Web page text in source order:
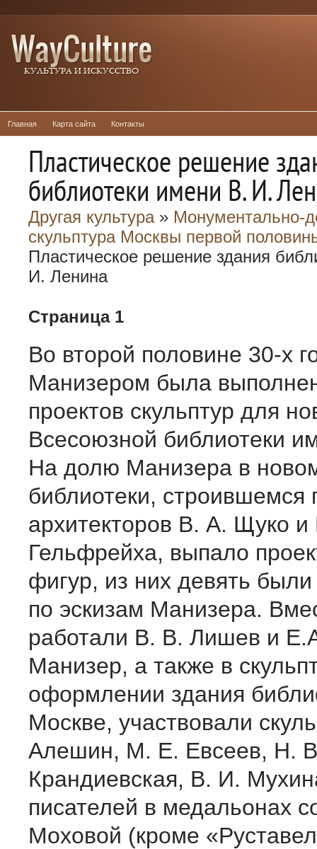
Главная Карта сайта Контакты
Пластическое решение
библиотеки имени В. И.
Другая культура» Монументально-
скульптура Москвы первой
Пластическое решение здания
И. Ленина
Страница 1
Во второй половине 30-х
Манизером была
проектов скульптур для
Всесоюзной библиотеки
На долю Манизера в
библиотеки, строившемся
архитекторов В. А. Щуко и
Гельфрейха, выпало
фигур, из них девять
по эскизам Манизера.
работали В. В. Лишев и
Манизер, а также в
оформлении здания
Москве, участвовали
Алешин, М. Е. Евсеев, Н.
Крандиевская, В. И.
писателей в медальонах
Моховой (кроме